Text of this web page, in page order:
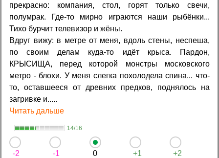
прекрасно: компания, стол, горят только свечи,
полумрак. Где-то мирно играются наши рыбёнки...
Тихо бурчит телевизор и жёны.
Вдруг вижу: в метре от меня, вдоль стены, неспеша,
по своим делам куда-то идёт крыса. Пардон,
КРЫСИЩА, перед которой монстры московского
метро - блохи. У меня слегка похолодела спина... что-
то, оставшееся от древних предков, поднялось на
загривке и.....
Читать дальше
14/16
-2 -1 0 +1 +2